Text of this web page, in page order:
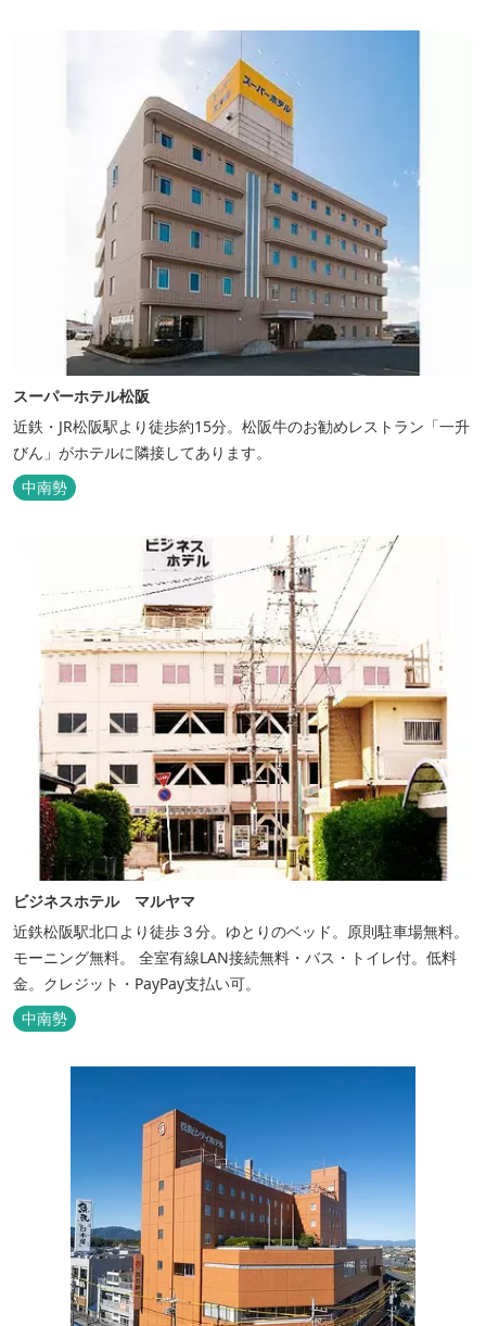
スーパーホテル松阪
近鉄・JR松阪駅より徒歩約15分。松阪牛のお勧めレストラン「一升
びん」がホテルに隣接してあります。
中南勢
ビジネスホテル マルヤマ
近鉄松阪駅北口より徒歩３分。ゆとりのベッド。原則駐車場無料。
モーニング無料。 全室有線LAN接続無料・バス・トイレ付。低料
金。クレジット・PayPay支払い可。
中南勢